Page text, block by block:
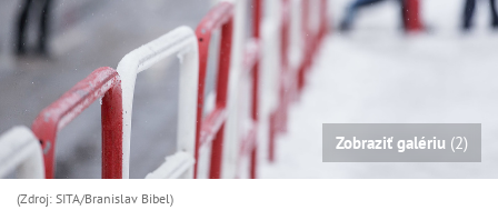
Zobraziť galériu (2)
(Zdroj: SITA/Branislav Bibel)